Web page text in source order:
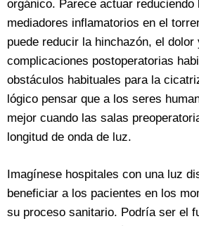
orgánico. Parece actuar reduciendo
mediadores inflamatorios en el
puede reducir la hinchazón, el dolor
complicaciones postoperatorias
obstáculos habituales para la
lógico pensar que a los seres
mejor cuando las salas
longitud de onda de luz.
Imagínese hospitales con una luz
beneficiar a los pacientes en los
su proceso sanitario. Podría ser el